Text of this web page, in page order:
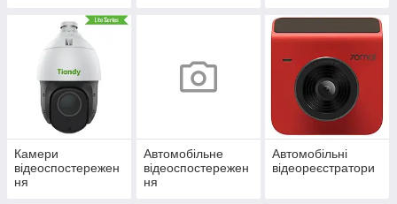
Камери
відеоспостережен
ня
Автомобільне
відеоспостережен
ня
Автомобільні
відеореєстратори